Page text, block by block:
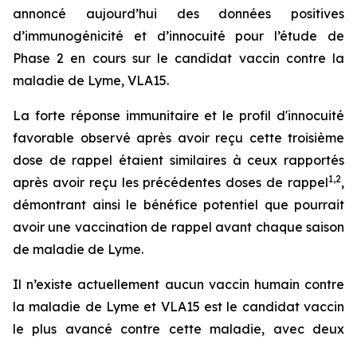
annoncé aujourd’hui des données positives
d’immunogénicité et d’innocuité pour l’étude de
Phase 2 en cours sur le candidat vaccin contre la
maladie de Lyme, VLA15.
La forte réponse immunitaire et le profil d'innocuité
favorable observé après avoir reçu cette troisième
dose de rappel étaient similaires à ceux rapportés
après avoir reçu les précédentes doses de rappel1,2,
démontrant ainsi le bénéfice potentiel que pourrait
avoir une vaccination de rappel avant chaque saison
de maladie de Lyme.
Il n’existe actuellement aucun vaccin humain contre
la maladie de Lyme et VLA15 est le candidat vaccin
le plus avancé contre cette maladie, avec deux